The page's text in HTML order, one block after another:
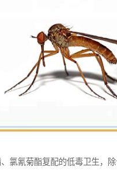
氯氰菊酯复配的低毒卫生，